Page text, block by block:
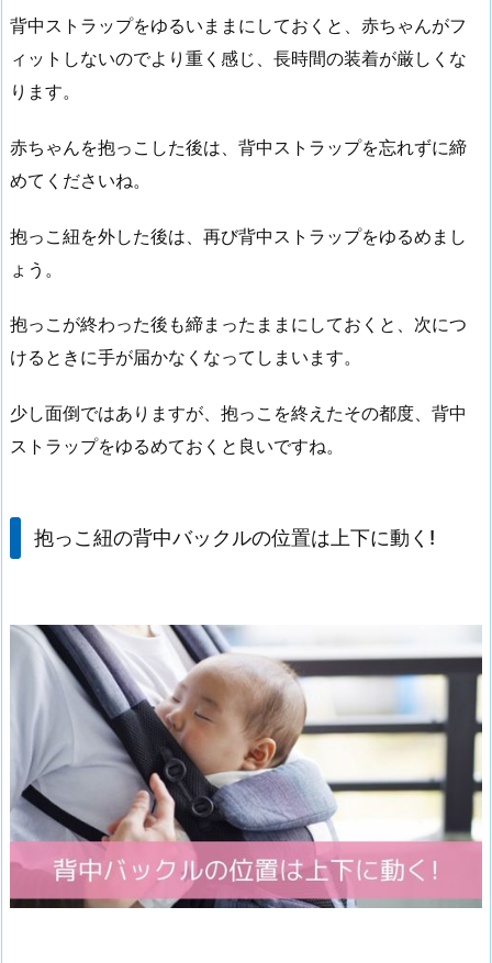
背中ストラップをゆるいままにしておくと、赤ちゃんがフ
ィットしないのでより重く感じ、長時間の装着が厳しくな
ります。
赤ちゃんを抱っこした後は、背中ストラップを忘れずに締
めてくださいね。
抱っこ紐を外した後は、再び背中ストラップをゆるめまし
ょう。
抱っこが終わった後も締まったままにしておくと、次につ
けるときに手が届かなくなってしまいます。
少し面倒ではありますが、抱っこを終えたその都度、背中
ストラップをゆるめておくと良いですね。
抱っこ紐の背中バックルの位置は上下に動く!